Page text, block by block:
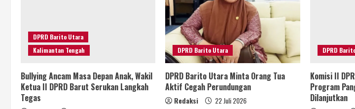
DPRD Barito Utara
Kalimantan Tengah
Bullying Ancam Masa Depan Anak, Wakil
Ketua II DPRD Barut Serukan Langkah
Tegas
DPRD Barito Utara
DPRD Barito Utara Minta Orang Tua
Aktif Cegah Perundungan
Redaksi 22 Juli 2026
DPRD
Komisi II
Program
Dilanjutkan